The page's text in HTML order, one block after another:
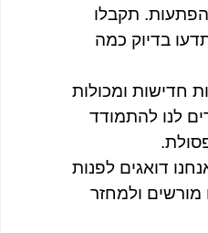
תקבלו
בדיוק כמה
חדישות ומכולות
לנו להתמודד
דואגים לפנות
ולמחזר